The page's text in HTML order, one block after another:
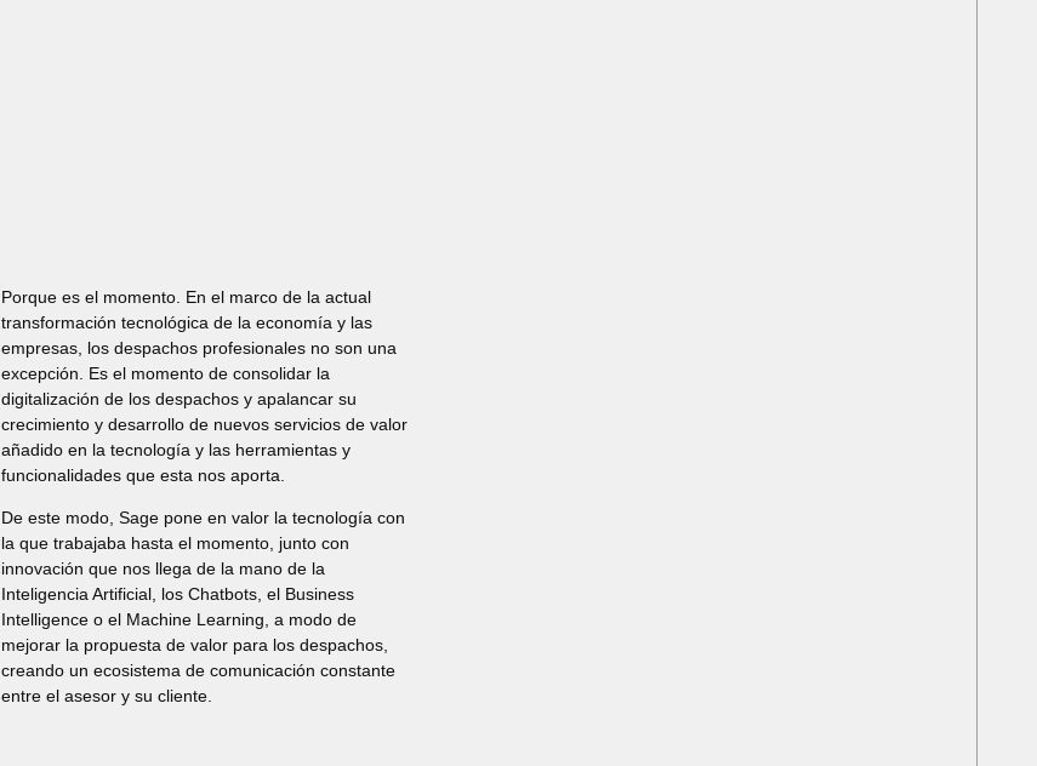
Porque es el momento. En el marco de la actual
transformación tecnológica de la economía y las
empresas, los despachos profesionales no son una
excepción. Es el momento de consolidar la
digitalización de los despachos y apalancar su
crecimiento y desarrollo de nuevos servicios de valor
añadido en la tecnología y las herramientas y
funcionalidades que esta nos aporta.
De este modo, Sage pone en valor la tecnología con
la que trabajaba hasta el momento, junto con
innovación que nos llega de la mano de la
Inteligencia Artificial, los Chatbots, el Business
Intelligence o el Machine Learning, a modo de
mejorar la propuesta de valor para los despachos,
creando un ecosistema de comunicación constante
entre el asesor y su cliente.